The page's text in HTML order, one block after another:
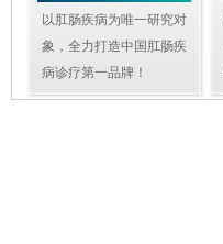
以肛肠疾病为唯一研究对
象，全力打造中国肛肠疾
病诊疗第一品牌！